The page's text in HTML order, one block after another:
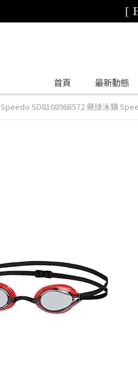
首頁 最新動態
Speedo SD810896B572 競技泳鏡